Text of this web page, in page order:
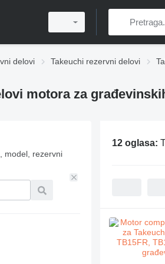
delovi Takeuchi rezervni delovi
motora za
model, rezervni
12 oglasa: